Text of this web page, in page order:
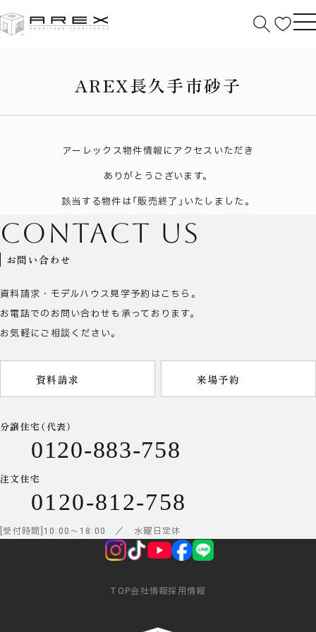
AREX長久手市砂子
アーレックス物件情報にアクセスいただき
ありがとうございます。
該当する物件は「販売終了」いたしました。
お問い合わせ
contact us
資料請求・モデルハウス見学予約はこちら。
お電話でのお問い合わせも承っております。
お気軽にご相談ください。
資料請求 来場予約
分譲住宅（代表）
0120-883-758
注文住宅
0120-812-758
受付時間 10:00 ～ 18:00 ／ 水曜日定休
TOP会社情報採用情報